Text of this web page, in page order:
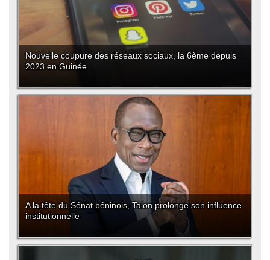
Nouvelle coupure des réseaux sociaux, la 6ème depuis
2023 en Guinée
A la tête du Sénat béninois, Talon prolonge son influence
institutionnelle